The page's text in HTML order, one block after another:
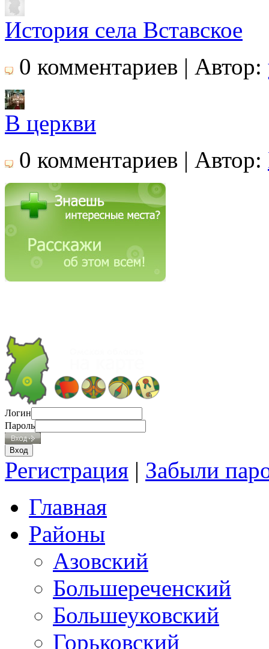
История села Вставское
0 комментариев | Автор:
В церкви
0 комментариев | Автор:
Логин
Пароль
Регистрация | Забыли
Главная
Районы
Азовский
Большереченский
Большеуковский
Горьковский